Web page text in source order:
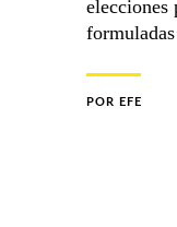
elecciones
POR EFE